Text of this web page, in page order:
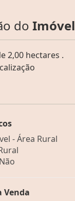
do Imóvel
2,00 hectares .
- Área Rural
Venda